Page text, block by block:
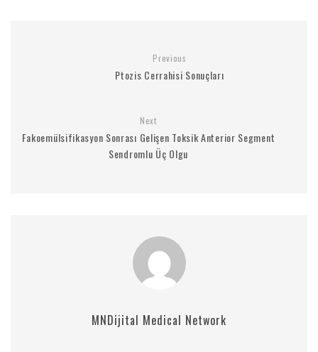
Previous
Ptozis Cerrahisi Sonuçları
Next
Fakoemülsifikasyon Sonrası Gelişen Toksik Anterior Segment
Sendromlu Üç Olgu
MNDijital Medical Network